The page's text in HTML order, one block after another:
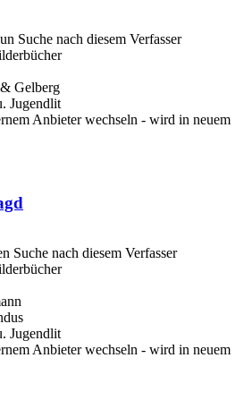
Suche nach diesem Verfasser
Gelberg
Jugendlit
Anbieter wechseln - wird in neuem
Suche nach diesem Verfasser
Jugendlit
Anbieter wechseln - wird in neuem